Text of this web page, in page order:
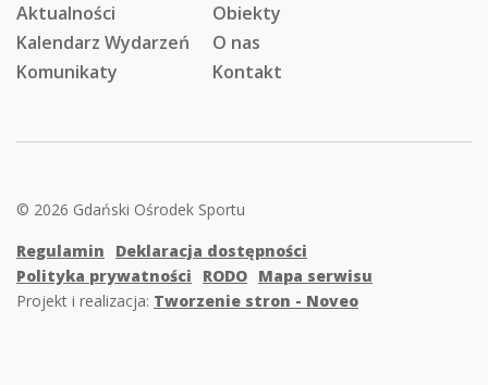
Aktualności
Obiekty
Kalendarz Wydarzeń
O nas
Komunikaty
Kontakt
© 2026 Gdański Ośrodek Sportu
Regulamin
Deklaracja dostępności
Polityka prywatności
RODO Mapa serwisu
Projekt i realizacja: Tworzenie stron - Noveo